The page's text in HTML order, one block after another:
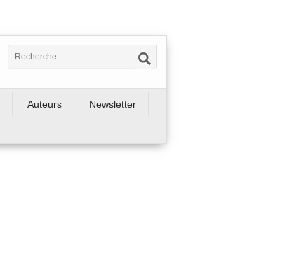
Auteurs Newsletter